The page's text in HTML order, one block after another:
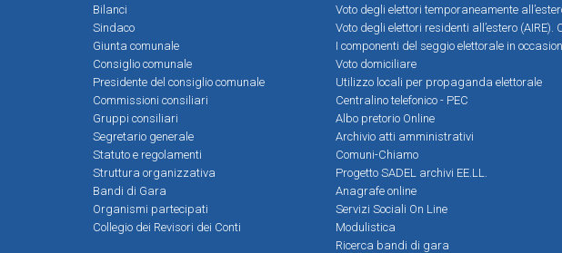
Bilanci
Sindaco
Giunta comunale
Consiglio comunale
Presidente del consiglio comunale
Commissioni consiliari
Gruppi consiliari
Segretario generale
Statuto e regolamenti
Struttura organizzativa
Bandi di Gara
Organismi partecipati
Collegio dei Revisori dei Conti
Voto degli elettori temporaneamente
Voto degli elettori residenti all’estero (AIRE).
I componenti del seggio elettorale in
Voto domiciliare
Utilizzo locali per propaganda elettorale
Centralino telefonico - PEC
Albo pretorio Online
Archivio atti amministrativi
Comuni-Chiamo
Progetto SADEL archivi EE.LL.
Anagrafe online
Servizi Sociali On Line
Modulistica
Ricerca bandi di gara